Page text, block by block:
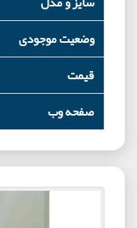
وضعیت موجودی
قیمت
صفحه وب